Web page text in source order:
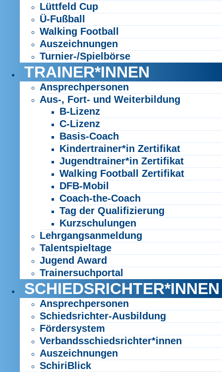
Lüttfeld Cup
Ü-Fußball
Walking Football
Auszeichnungen
Turnier-/Spielbörse
TRAINER*INNEN
Ansprechpersonen
Aus-, Fort- und Weiterbildung
B-Lizenz
C-Lizenz
Basis-Coach
Kindertrainer*in Zertifikat
Jugendtrainer*in Zertifikat
Walking Football Zertifikat
DFB-Mobil
Coach-the-Coach
Tag der Qualifizierung
Kurzschulungen
Lehrgangsanmeldung
Talentspieltage
Jugend Award
Trainersuchportal
SCHIEDSRICHTER*INNEN
Ansprechpersonen
Schiedsrichter-Ausbildung
Fördersystem
Verbandsschiedsrichter*innen
Auszeichnungen
SchiriBlick